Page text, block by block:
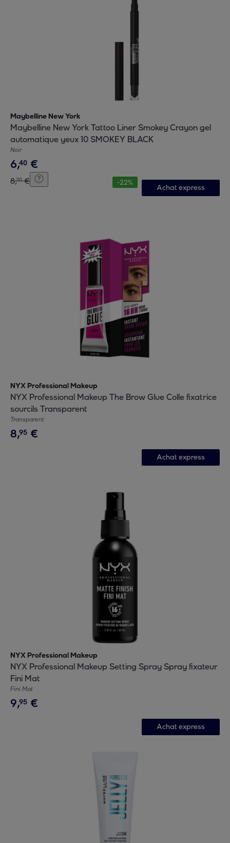
Maybelline New York
Maybelline New York Tattoo Liner Smokey Crayon gel
automatique yeux 10 SMOKEY BLACK
Noir
6,40 €
8,30 € -22%
Achat express
NYX Professional Makeup
NYX Professional Makeup The Brow Glue Colle fixatrice
sourcils Transparent
Transparent
8,95 €
Achat express
NYX Professional Makeup
NYX Professional Makeup Setting Spray Spray fixateur
Fini Mat
Fini Mat
9,95 €
Achat express